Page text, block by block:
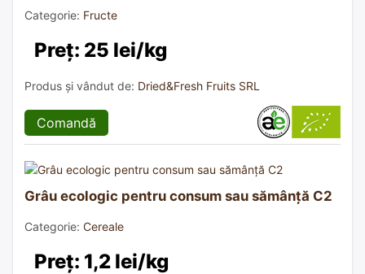
Categorie: Fructe
Preț: 25 lei/kg
Produs și vândut de: Dried&Fresh Fruits SRL
Comandă
Grâu ecologic pentru consum sau sămânță C2
Categorie: Cereale
Preț: 1,2 lei/kg